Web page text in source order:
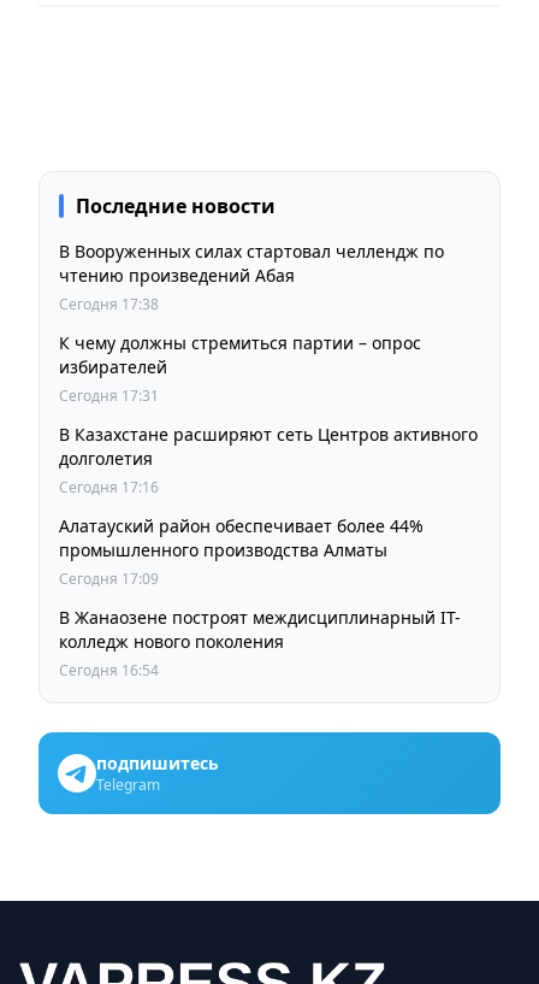
Последние новости
В Вооруженных силах стартовал челлендж по
чтению произведений Абая
Сегодня 17:38
К чему должны стремиться партии – опрос
избирателей
Сегодня 17:31
В Казахстане расширяют сеть Центров активного
долголетия
Сегодня 17:16
Алатауский район обеспечивает более 44%
промышленного производства Алматы
Сегодня 17:09
В Жанаозене построят междисциплинарный IT-
колледж нового поколения
Сегодня 16:54
подпишитесь
Telegram